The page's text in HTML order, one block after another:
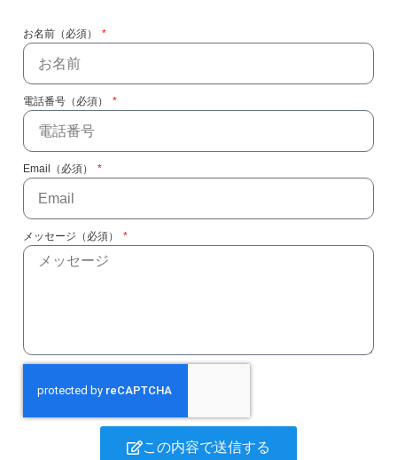
お名前（必須）
電話番号（必須）
Email（必須）
メッセージ（必須）
この内容で送信する